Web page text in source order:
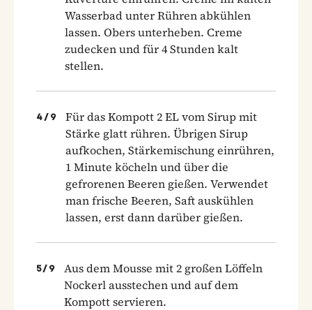
Wasserbad unter Rühren abkühlen
lassen. Obers unterheben. Creme
zudecken und für 4 Stunden kalt
stellen.
4 / 9
Für das Kompott 2 EL vom Sirup mit
Stärke glatt rühren. Übrigen Sirup
aufkochen, Stärkemischung einrühren,
1 Minute köcheln und über die
gefrorenen Beeren gießen. Verwendet
man frische Beeren, Saft auskühlen
lassen, erst dann darüber gießen.
5/ 9
Aus dem Mousse mit 2 großen Löffeln
Nockerl ausstechen und auf dem
Kompott servieren.